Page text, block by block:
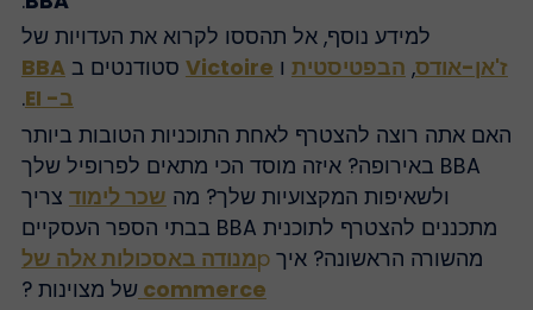
למידע נוסף, אל תהססו לקרוא את העדויות של
אודס,הבפטיסטיתוVictoireסטודנטים בBBA
ב- EI .
אתה רוצה להצטרף לאחת התוכניות הטובות ביותר
BBA באירופה? איזה מוסד הכי מתאים לפרופיל שלך
ולשאיפות המקצועיות שלך? מהשכר לימודצריך
מתכננים להצטרף לתוכנית BBA בבתי הספר העסקיים
מהשורה הראשונה? איךpמנודה באסכולות אלה של
commerceשל מצוינות ?